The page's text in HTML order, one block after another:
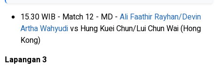
15.30 WIB - Match 12 - MD - Ali Faathir Rayhan/Devin
Artha Wahyudivs Hung Kuei Chun/Lui Chun Wai (Hong
Kong)
Lapangan 3